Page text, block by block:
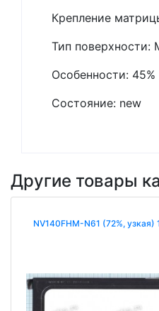
Крепление
Тип поверхности:
Особенности: 45%
Состояние: new
Другие товары
NV140FHM-N61 (72%,